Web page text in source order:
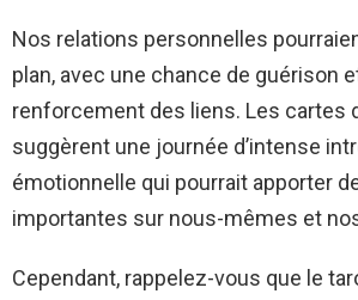
Nos relations personnelles
plan, avec une chance de guérison
renforcement des liens. Les cartes
suggèrent une journée d’intense
émotionnelle qui pourrait apporter
importantes sur nous-mêmes et
Cependant, rappelez-vous que le